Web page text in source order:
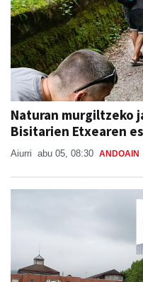
Naturan murgiltzeko
Bisitarien Etxearen
Aiurri abu 05, 08:30 ANDOAIN